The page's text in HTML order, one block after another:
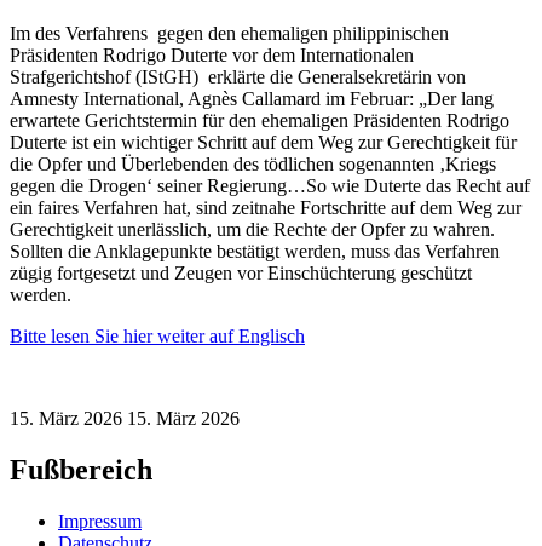
Im des Verfahrens gegen den ehemaligen philippinischen
Präsidenten Rodrigo Duterte vor dem Internationalen
Strafgerichtshof (IStGH) erklärte die Generalsekretärin von
Amnesty International, Agnès Callamard im Februar: „Der lang
erwartete Gerichtstermin für den ehemaligen Präsidenten Rodrigo
Duterte ist ein wichtiger Schritt auf dem Weg zur Gerechtigkeit für
die Opfer und Überlebenden des tödlichen sogenannten ‚Kriegs
gegen die Drogen‘ seiner Regierung…So wie Duterte das Recht auf
ein faires Verfahren hat, sind zeitnahe Fortschritte auf dem Weg zur
Gerechtigkeit unerlässlich, um die Rechte der Opfer zu wahren.
Sollten die Anklagepunkte bestätigt werden, muss das Verfahren
zügig fortgesetzt und Zeugen vor Einschüchterung geschützt
werden.
Bitte lesen Sie hier weiter auf Englisch
15. März 2026 15. März 2026
Fußbereich
Impressum